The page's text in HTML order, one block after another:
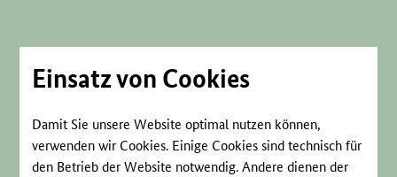
Einsatz von Cookies
Damit Sie unsere Website optimal nutzen können,
verwenden wir Cookies. Einige Cookies sind technisch für
den Betrieb der Website notwendig. Andere dienen der